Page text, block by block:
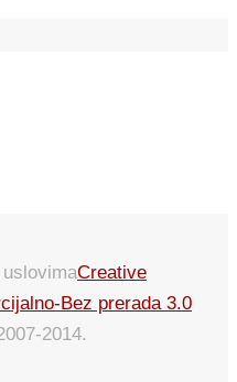
Creative
Bez prerada 3.0
2014.